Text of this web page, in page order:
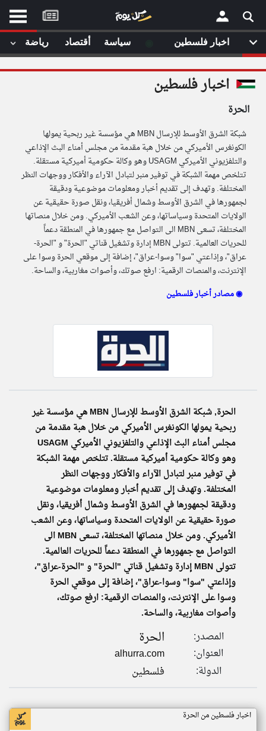
أخر أخبار الوطن العربي
من نحن
إتصل بنا
شروط الاستخدام
سياسة الخصوصية
الحقوق الفكرية
مصادر الأخبار
أقترح اضافة مصدر
مصادر الأخبار من فلسطين
اخبار فلسطين على مدار الساعة
أهم اخبار فلسطين العاجلة والمباشرة
×اخبار فلسطين
الحرة
شبكة الشرق الأوسط للإرسال MBN هي مؤسسة غير ربحية يمولها
الكونغرس الأميركي من خلال هبة مقدمة من مجلس أمناء البث الإذاعي
والتلفزيوني الأميركي USAGM وهو وكالة حكومية أميركية مستقلة.
تتلخص مهمة الشبكة في توفير منبر لتبادل الآراء والأفكار ووجهات النظر
المختلفة. وتهدف إلى تقديم أخبار ومعلومات موضوعية ودقيقة
لجمهورها في الشرق الأوسط وشمال أفريقيا، ونقل صورة حقيقية عن
الولايات المتحدة وسياساتها، وعن الشعب الأميركي. ومن خلال منصاتها
المختلفة، تسعى MBN الى التواصل مع جمهورها في المنطقة دعماً
للحريات العالمية. تتولى MBN إدارة وتشغيل قناتي "الحرة" و "الحرة-
عراق"، وإذاعتي "سوا" وسوا-عراق"، إضافة إلى موقعي الحرة وسوا على
الإنترنت، والمنصات الرقمية: ارفع صوتك، وأصوات مغاربية، والساحة.
مصادر أخبار فلسطين ◉
الحرة, شبكة الشرق الأوسط للإرسال MBN هي مؤسسة غير
ربحية يمولها الكونغرس الأميركي من خلال هبة مقدمة من
مجلس أمناء البث الإذاعي والتلفزيوني الأميركي USAGM
وهو وكالة حكومية أميركية مستقلة. تتلخص مهمة الشبكة
في توفير منبر لتبادل الآراء والأفكار ووجهات النظر
المختلفة. وتهدف إلى تقديم أخبار ومعلومات موضوعية
ودقيقة لجمهورها في الشرق الأوسط وشمال أفريقيا، ونقل
صورة حقيقية عن الولايات المتحدة وسياساتها، وعن الشعب
الأميركي. ومن خلال منصاتها المختلفة، تسعى MBN الى
التواصل مع جمهورها في المنطقة دعماً للحريات العالمية.
تتولى MBN إدارة وتشغيل قناتي "الحرة" و "الحرة-عراق"،
وإذاعتي "سوا" وسوا-عراق"، إضافة إلى موقعي الحرة
وسوا على الإنترنت، والمنصات الرقمية: ارفع صوتك،
وأصوات مغاربية، والساحة.
المصدر: الحرة
العنوان:
alhurra.com
الدولة:
فلسطين
اخبار فلسطين من الحرة
اخبار فلسطين سياسة أقتصاد رياضة
موقع
كل
يوم
لم تقم بقراءة اي مقال مؤخرا
klyoum.com